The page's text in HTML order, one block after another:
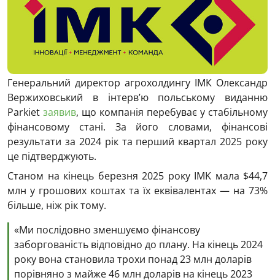
Генеральний директор агрохолдингу ІМК Олександр
Вержиховський в інтервʼю польському виданню
Parkiet заявив, що компанія перебуває у стабільному
фінансовому стані. За його словами, фінансові
результати за 2024 рік та перший квартал 2025 року
це підтверджують.
Станом на кінець березня 2025 року IMK мала $44,7
млн у грошових коштах та їх еквівалентах — на 73%
більше, ніж рік тому.
«Ми послідовно зменшуємо фінансову
заборгованість відповідно до плану. На кінець 2024
року вона становила трохи понад 23 млн доларів
порівняно з майже 46 млн доларів на кінець 2023